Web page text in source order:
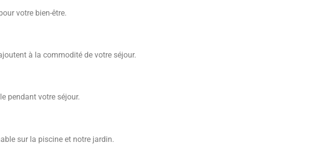
votre bien-être.
à la commodité de votre séjour.
pendant votre séjour.
sur la piscine et notre jardin.